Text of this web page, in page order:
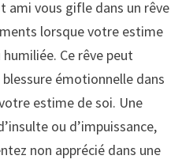
ami vous gifle dans un rêve
lorsque votre estime
Ce rêve peut
émotionnelle dans
estime de soi. Une
ou d’impuissance,
non apprécié dans une